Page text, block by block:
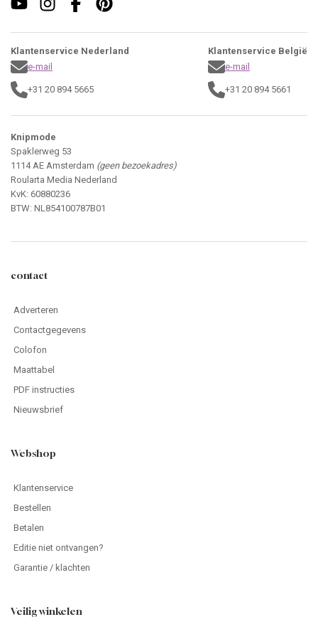
Klantenservice Nederland
e-mail
+31 20 894 5665
Klantenservice België
e-mail
+31 20 894 5661
Knipmode
Spaklerweg 53
1114 AE Amsterdam (geen bezoekadres)
Roularta Media Nederland
KvK: 60880236
BTW: NL854100787B01
contact
Adverteren
Contactgegevens
Colofon
Maattabel
PDF instructies
Nieuwsbrief
Webshop
Klantenservice
Bestellen
Betalen
Editie niet ontvangen?
Garantie / klachten
Veilig winkelen